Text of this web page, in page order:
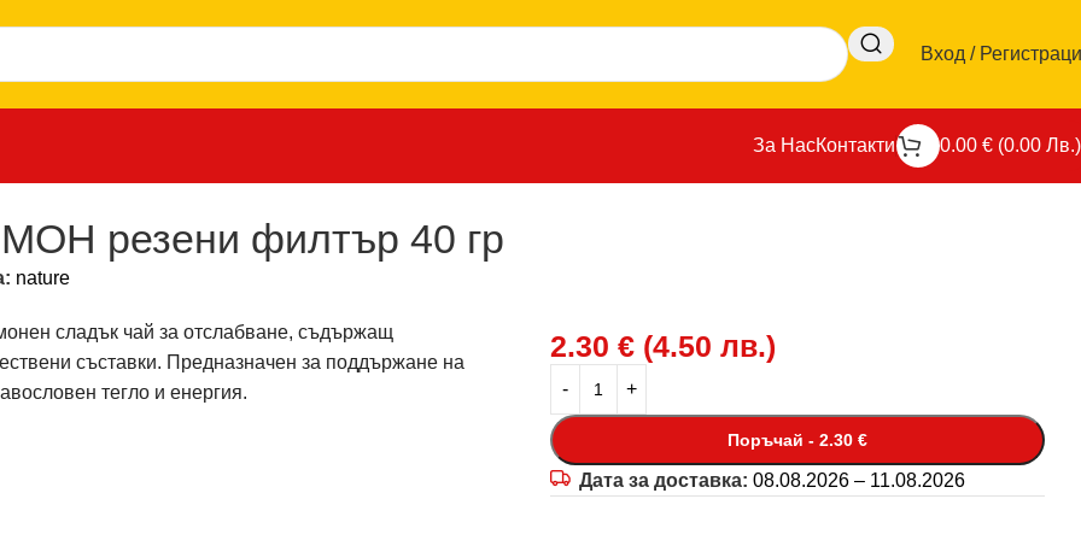
Вход /
За НасКонтакти 0.00 € (0.00 Лв.)
резени филтър 40 гр
nature
сладък чай за отслабване, съдържащ
съставки. Предназначен за поддържане на
тегло и енергия.
2.30 € (4.50 лв.)
Поръчай - 2.30 €
Дата за доставка: 08.08.2026 – 11.08.2026